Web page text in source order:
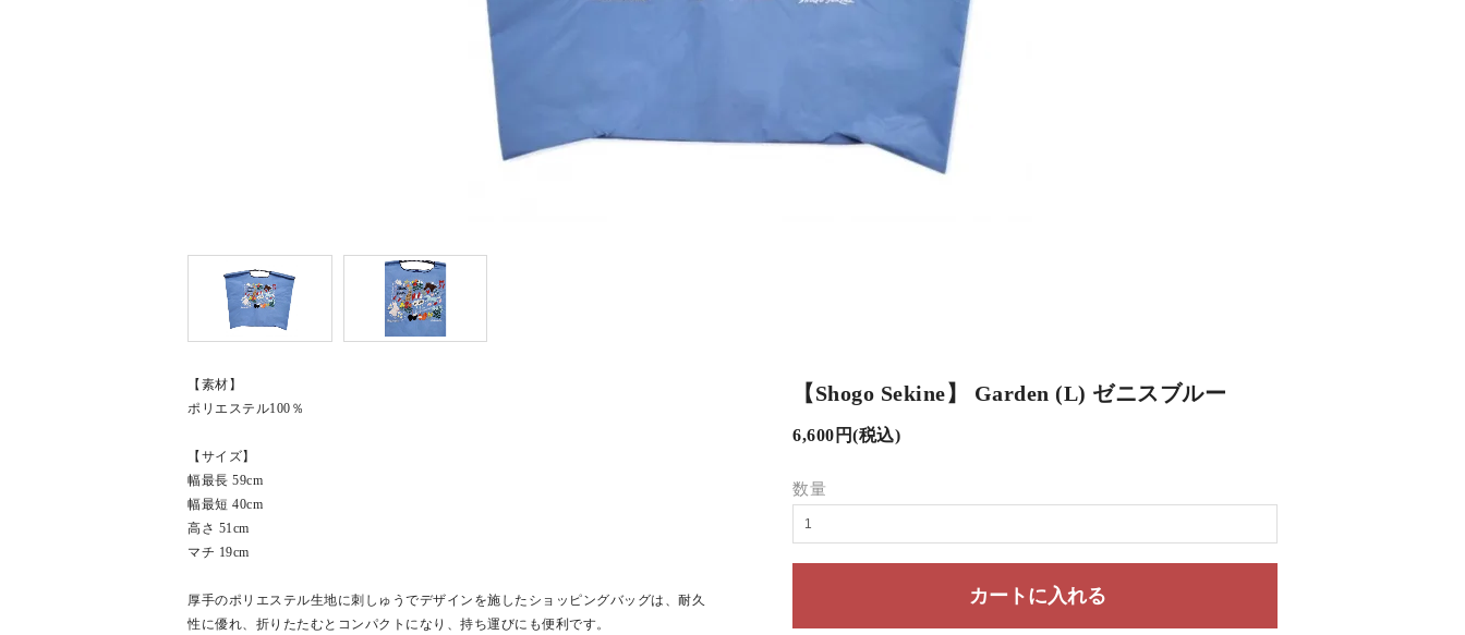
【Shogo Sekine】 Garden (L) ゼニスブルー
6,600円(税込)
数量
【素材】
ポリエステル100％
【サイズ】
幅最長 59cm
幅最短 40cm
高さ 51cm
マチ 19cm
厚手のポリエステル生地に刺しゅうでデザインを施したショッピングバッグは、耐久
性に優れ、折りたたむとコンパクトになり、持ち運びにも便利です。